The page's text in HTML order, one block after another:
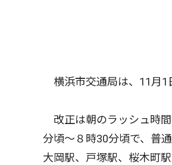
横浜市交通局は、11月1
改正は朝のラッシュ時
分頃〜８時30分頃で、普
大岡駅、戸塚駅、桜木町